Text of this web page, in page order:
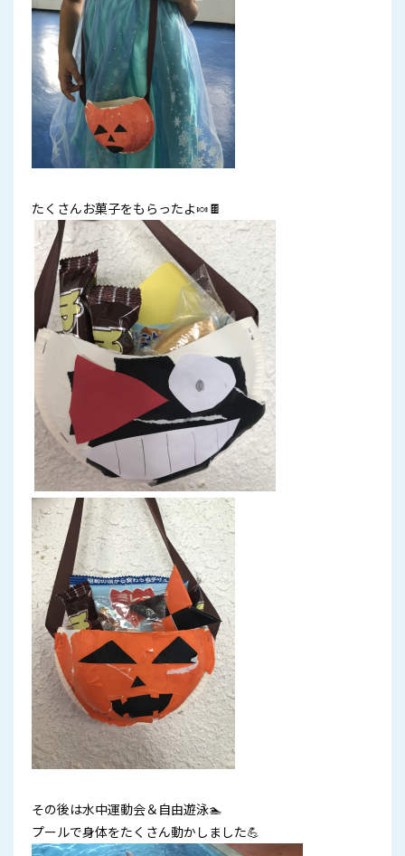
たくさんお菓子をもらったよ🍬🍫
その後は水中運動会＆自由遊泳🏊
プールで身体をたくさん動かしました💪